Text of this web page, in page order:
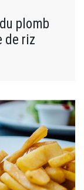
plomb
de riz